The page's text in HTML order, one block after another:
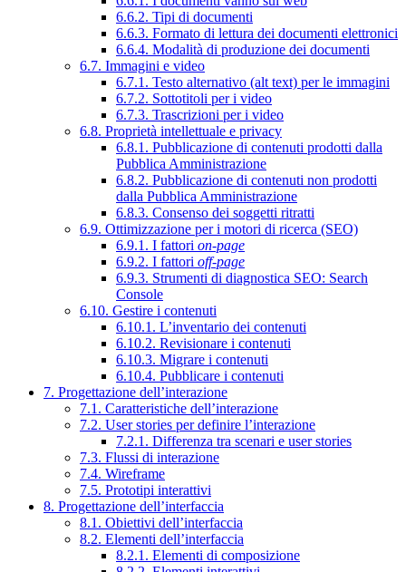
6.6.2. Tipi di documenti
6.6.3. Formato di lettura dei documenti elettronici
6.6.4. Modalità di produzione dei documenti
6.7. Immagini e video
6.7.1. Testo alternativo (alt text) per le immagini
6.7.2. Sottotitoli per i video
6.7.3. Trascrizioni per i video
6.8. Proprietà intellettuale e privacy
6.8.1. Pubblicazione di contenuti prodotti dalla
Pubblica Amministrazione
6.8.2. Pubblicazione di contenuti non prodotti
dalla Pubblica Amministrazione
6.8.3. Consenso dei soggetti ritratti
6.9. Ottimizzazione per i motori di ricerca (SEO)
6.9.1. I fattori on-page
6.9.2. I fattori off-page
6.9.3. Strumenti di diagnostica SEO: Search
Console
6.10. Gestire i contenuti
6.10.1. L’inventario dei contenuti
6.10.2. Revisionare i contenuti
6.10.3. Migrare i contenuti
6.10.4. Pubblicare i contenuti
7. Progettazione dell’interazione
7.1. Caratteristiche dell’interazione
7.2. User stories per definire l’interazione
7.2.1. Differenza tra scenari e user stories
7.3. Flussi di interazione
7.4. Wireframe
7.5. Prototipi interattivi
8. Progettazione dell’interfaccia
8.1. Obiettivi dell’interfaccia
8.2. Elementi dell’interfaccia
8.2.1. Elementi di composizione